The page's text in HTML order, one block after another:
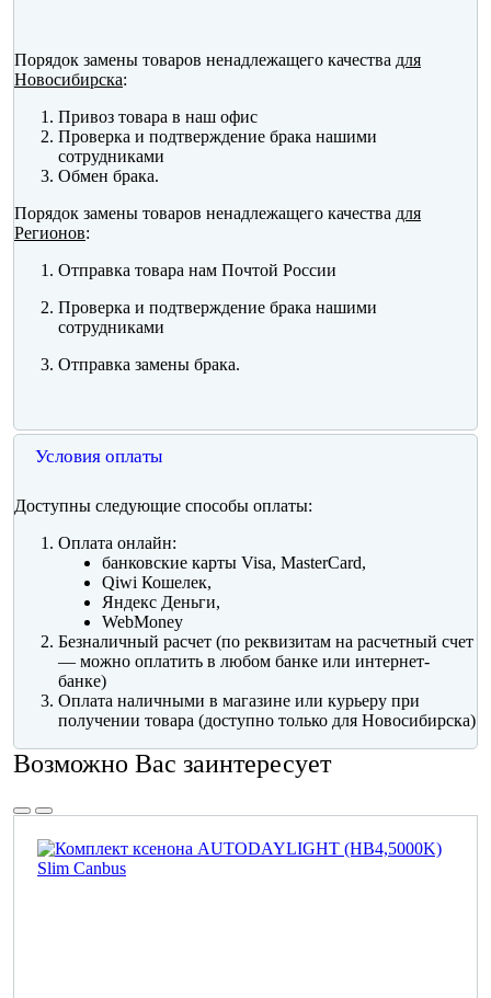
Порядок замены товаров ненадлежащего качества для
Новосибирска:
Привоз товара в наш офис
Проверка и подтверждение брака нашими
сотрудниками
Обмен брака.
Порядок замены товаров ненадлежащего качества для
Регионов:
Отправка товара нам Почтой России
Проверка и подтверждение брака нашими
сотрудниками
Отправка замены брака.
Условия оплаты
Доступны следующие способы оплаты:
Оплата онлайн:
банковские карты Visa, MasterCard,
Qiwi Кошелек,
Яндекс Деньги,
WebMoney
Безналичный расчет (по реквизитам на расчетный счет
— можно оплатить в любом банке или интернет-
банке)
Оплата наличными в магазине или курьеру при
получении товара (доступно только для Новосибирска)
Возможно Вас заинтересует